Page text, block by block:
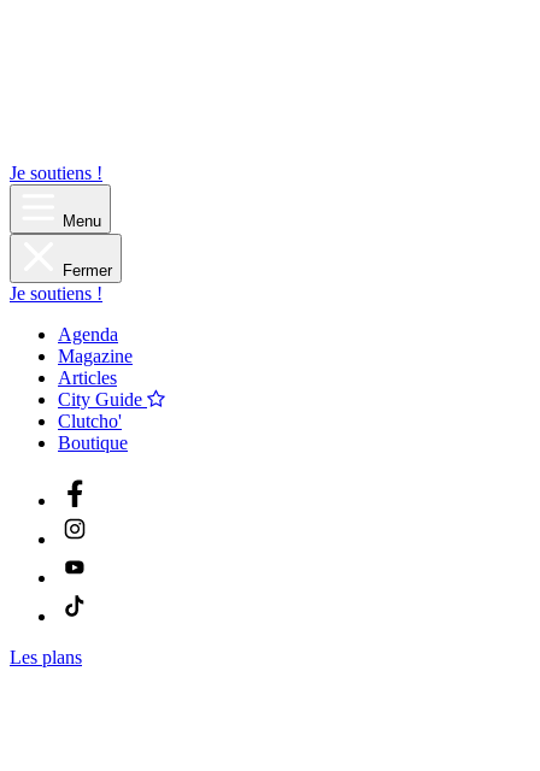
Je soutiens !
Menu
Fermer
Je soutiens !
Agenda
Magazine
Articles
City Guide
Clutcho'
Boutique
Les plans